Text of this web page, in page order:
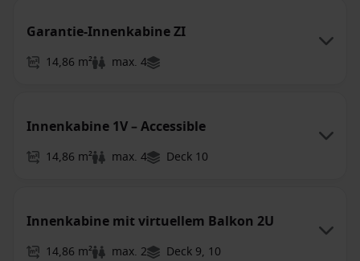
Garantie-Innenkabine ZI
14,86 m² max. 4
Innenkabine 1V – Accessible
14,86 m² max. 4 Deck 10
Innenkabine mit virtuellem Balkon 2U
14,86 m² max. 2 Deck 9, 10